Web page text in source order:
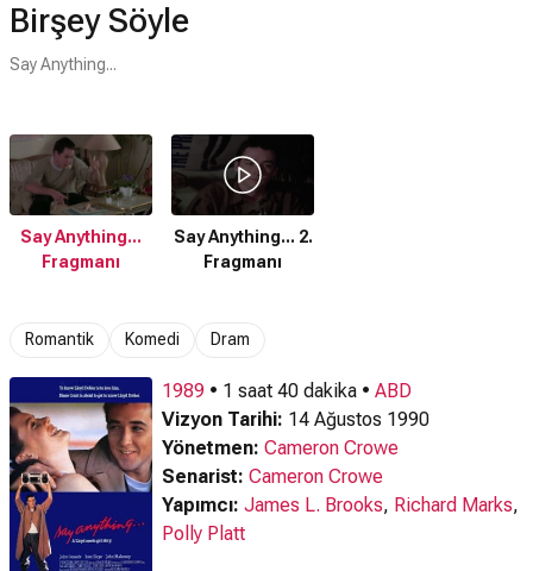
Birşey Söyle
Say Anything...
Say Anything...
Fragmanı
Say Anything... 2.
Fragmanı
Romantik Komedi Dram
1989 • 1 saat 40 dakika • ABD
Vizyon Tarihi: 14 Ağustos 1990
Yönetmen: Cameron Crowe
Senarist: Cameron Crowe
Yapımcı: James L. Brooks, Richard Marks,
Polly Platt